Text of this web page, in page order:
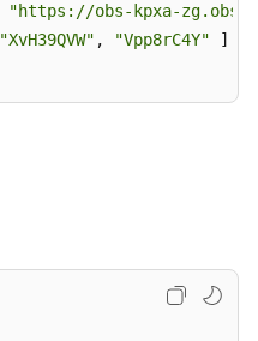
"https://obs-kpxa-zg.obs.cn-
"XvH39QVW" , "Vpp8rC4Y" ]